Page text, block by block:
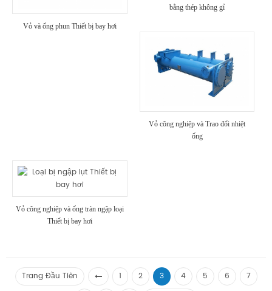
Vỏ và ống phun Thiết bị bay hơi
bằng thép không gỉ
Vỏ công nghiệp và Trao đổi nhiệt
ống
Vỏ công nghiệp và ống tràn ngập loại
Thiết bị bay hơi
Trang Đầu Tiên 1 2 3 4 5 6
7